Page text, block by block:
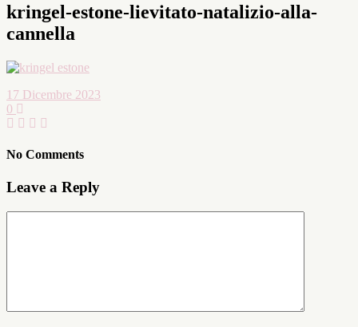
kringel-estone-lievitato-natalizio-alla-
cannella
17 Dicembre 2023
0
No Comments
Leave a Reply